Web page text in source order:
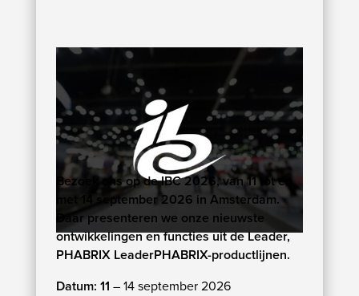
Bezoek ons op de IBC 2026, van 11 tot en
met 14 september 2026 in Amsterdam.
Daar presenteren we onze nieuwste
ontwikkelingen en functies uit de Leader,
PHABRIX LeaderPHABRIX-productlijnen.
Datum: 11 – 14 september 2026